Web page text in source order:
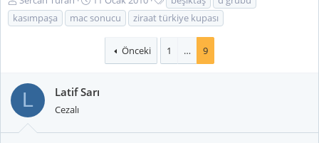
o
n
B
ş
a
ş
ı
t
i
e
kasımpaşa
mac sonucu ziraat türkiye kupası
Önceki 1 … 9
L Latif Sarı
Cezalı